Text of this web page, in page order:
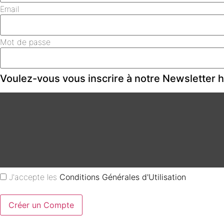
Email
Mot de passe
Voulez-vous vous inscrire à notre Newsletter
J'accepte les Conditions Générales d'Utilisation
Créer un Compte